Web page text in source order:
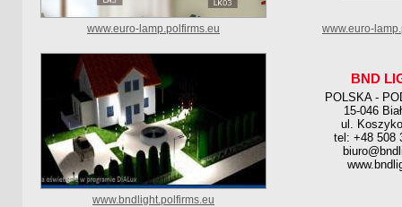
www.euro-lamp.polfirms.eu www.euro-
BND
POLSKA -
15-046
ul.
tel: +48 508
www.bndlight.polfirms.eu